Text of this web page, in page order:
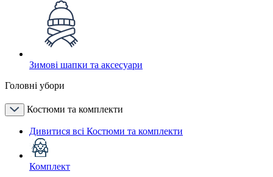
Зимові шапки та аксесуари
Головні убори
Костюми та комплекти
Дивитися всі Костюми та комплекти
Комплект